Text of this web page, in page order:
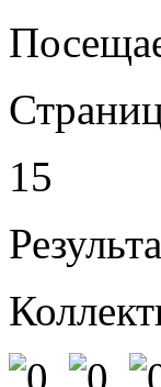
15